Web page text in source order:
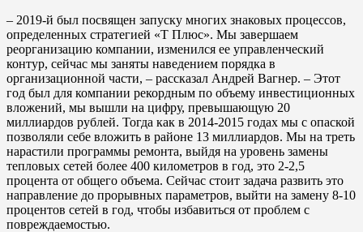
– 2019-й был посвящен запуску многих знаковых процессов,
определенных стратегией «Т Плюс». Мы завершаем
реорганизацию компании, изменился ее управленческий
контур, сейчас мы заняты наведением порядка в
организационной части, – рассказал Андрей Вагнер. – Этот
год был для компании рекордным по объему инвестиционных
вложений, мы вышли на цифру, превышающую 20
миллиардов рублей. Тогда как в 2014-2015 годах мы с опаской
позволяли себе вложить в районе 13 миллиардов. Мы на треть
нарастили программы ремонта, выйдя на уровень замены
тепловых сетей более 400 километров в год, это 2-2,5
процента от общего объема. Сейчас стоит задача развить это
направление до прорывных параметров, выйти на замену 8-10
процентов сетей в год, чтобы избавиться от проблем с
повреждаемостью.